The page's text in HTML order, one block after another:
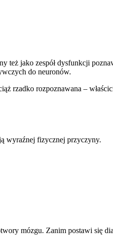
też jako zespół dysfunkcji
do neuronów.
rzadko rozpoznawana –
wyraźnej fizycznej przyczyny.
mózgu. Zanim postawi się